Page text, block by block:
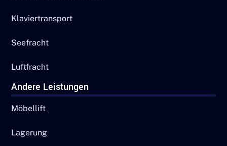
Klaviertransport
Seefracht
Luftfracht
Andere Leistungen
Möbellift
Lagerung